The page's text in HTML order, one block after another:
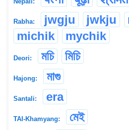
Rabha: jwgju jwkju
michik
mychik
Deori: মচি মিচি
Hajong: মাগু
Santali: era
TAI-Khamyang: মেই